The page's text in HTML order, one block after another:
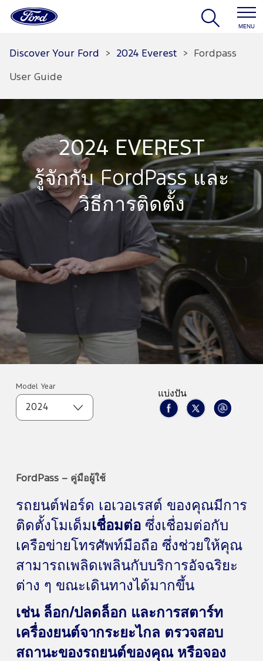
MENU
Discover Your Ford > 2024 Everest > Fordpass
User Guide
2024 EVEREST
รู้จักกับ FordPass และ
วิธีการติดตั้ง
Model Year
2024
แบ่งปัน
FordPass – คู่มือผู้ใช้
รถยนต์ฟอร์ด เอเวอเรสต์ ของคุณมีการ
ติดตั้งโมเด็มเชื่อมต่อซึ่งเชื่อมต่อกับ
เครือข่ายโทรศัพท์มือถือ ซึ่งช่วยให้คุณ
สามารถเพลิดเพลินกับบริการอัจฉริยะ
ต่าง ๆ ขณะเดินทางได้มากขึ้น
เช่น ล็อก/ปลดล็อก และการสตาร์ท
เครื่องยนต์จากระยะไกล ตรวจสอบ
สถานะของรถยนต์ของคุณ หรือจอง